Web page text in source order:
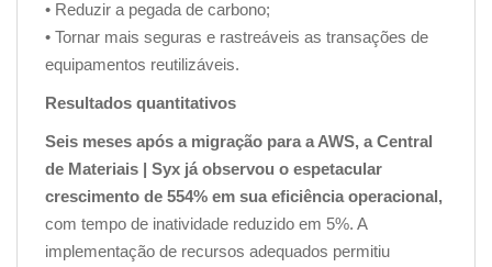
• Reduzir a pegada de carbono;
• Tornar mais seguras e rastreáveis as transações de
equipamentos reutilizáveis.
Resultados quantitativos
Seis meses após a migração para a AWS, a Central
de Materiais | Syx já observou o espetacular
crescimento de 554% em sua eficiência operacional,
com tempo de inatividade reduzido em 5%. A
implementação de recursos adequados permitiu